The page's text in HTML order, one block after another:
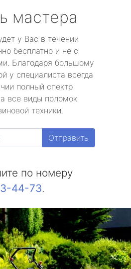
мастера
у Вас в течении
бесплатно и не с
Благодаря большому
у специалиста всегда
полный спектр
все виды поломок
техники.
Отправить
по номеру
44-73.